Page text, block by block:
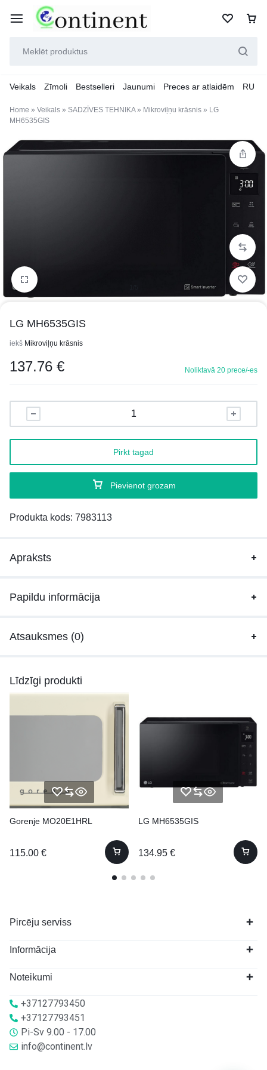
Veikals Zīmoli Bestselleri Jaunumi Preces ar atlaidēm RU
Home » Veikals » SADZĪVES TEHNIKA» Mikroviļņu krāsnis » LG
MH6535GIS
LG MH6535GIS
iekš Mikroviļņu krāsnis
137.76 € Noliktavā 20 prece/-es
Pievienot grozam
Pirkt tagad
Produkta kods: 7983113
Apraksts
Papildu informācija
Atsauksmes (0)
Līdzīgi produkti
Gorenje MO20E1HRL
115.00 €
LG MH6535GIS
134.95 €
Pircēju serviss
Informācija
Noteikumi
+37127793450
+37127793451
Pi-Sv 9.00 - 17.00
info@continent.lv